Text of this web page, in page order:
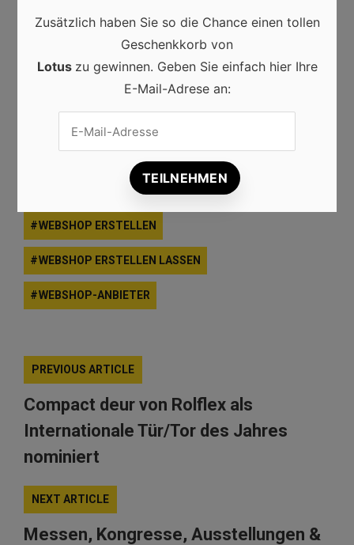
ONLINE SHOP KLEIDUNG ONLINE SHOPPEN
ONLINE-HANDEL ONLINE-HÄNDLER
ONLINE-MARKTPLATZ ONLINE-SHOP
ONLINE-SHOP ERSTELLEN ONLINE-SHOPPING
WEBSHOP BAUEN
WEBSHOP ERSTELLEN
WEBSHOP ERSTELLEN LASSEN
WEBSHOP-ANBIETER
PREVIOUS ARTICLE
Compact deur von Rolflex als
Internationale Tür/Tor des Jahres
nominiert
NEXT ARTICLE
Messen, Kongresse, Ausstellungen &
Zusätzlich haben Sie so die Chance einen tollen
Geschenkkorb von
Lotus zu gewinnen. Geben Sie einfach hier Ihre
E-Mail-Adrese an: